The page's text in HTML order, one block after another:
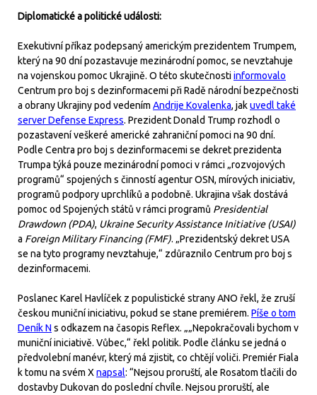
Diplomatické a politické události:
Exekutivní příkaz podepsaný americkým prezidentem Trumpem,
který na 90 dní pozastavuje mezinárodní pomoc, se nevztahuje
na vojenskou pomoc Ukrajině. O této skutečnostiinformovalo
Centrum pro boj s dezinformacemi při Radě národní bezpečnosti
a obrany Ukrajiny pod vedením Andrije Kovalenka, jakuvedl také
server Defense Express. Prezident Donald Trump rozhodl o
pozastavení veškeré americké zahraniční pomoci na 90 dní.
Podle Centra pro boj s dezinformacemi se dekret prezidenta
Trumpa týká pouze mezinárodní pomoci v rámci „rozvojových
programů“ spojených s činností agentur OSN, mírových iniciativ,
programů podpory uprchlíků a podobně. Ukrajina však dostává
pomoc od Spojených států v rámci programů Presidential
Drawdown (PDA), Ukraine Security Assistance Initiative (USAI)
a Foreign Military Financing (FMF). „Prezidentský dekret USA
se na tyto programy nevztahuje,“ zdůraznilo Centrum pro boj s
dezinformacemi.
Poslanec Karel Havlíček z populistické strany ANO řekl, že zruší
českou muniční iniciativu, pokud se stane premiérem. Píše o tom
Deník N s odkazem na časopis Reflex. „„Nepokračovali bychom v
muniční iniciativě. Vůbec,“ řekl politik. Podle článku se jedná o
předvolební manévr, který má zjistit, co chtějí voliči. Premiér Fiala
k tomu na svém X napsal: “Nejsou proruští, ale Rosatom tlačili do
dostavby Dukovan do poslední chvíle. Nejsou proruští, ale